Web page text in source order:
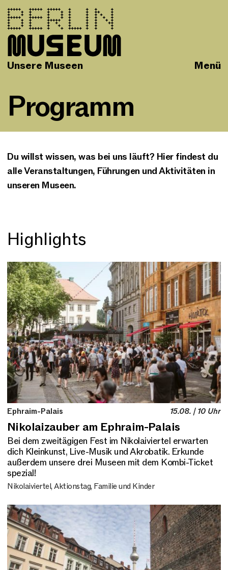
Menü
Unsere Museen
Programm
Du willst wissen, was bei uns läuft? Hier findest du
alle Veranstaltungen, Führungen und Aktivitäten in
unseren Museen.
Highlights
Ephraim-Palais 15.08. | 10 Uhr
Nikolaizauber am Ephraim-Palais
Bei dem zweitägigen Fest im Nikolaiviertel erwarten
dich Kleinkunst, Live-Musik und Akrobatik. Erkunde
außerdem unsere drei Museen mit dem Kombi-Ticket
spezial!
Nikolaiviertel, Aktionstag, Familie und Kinder